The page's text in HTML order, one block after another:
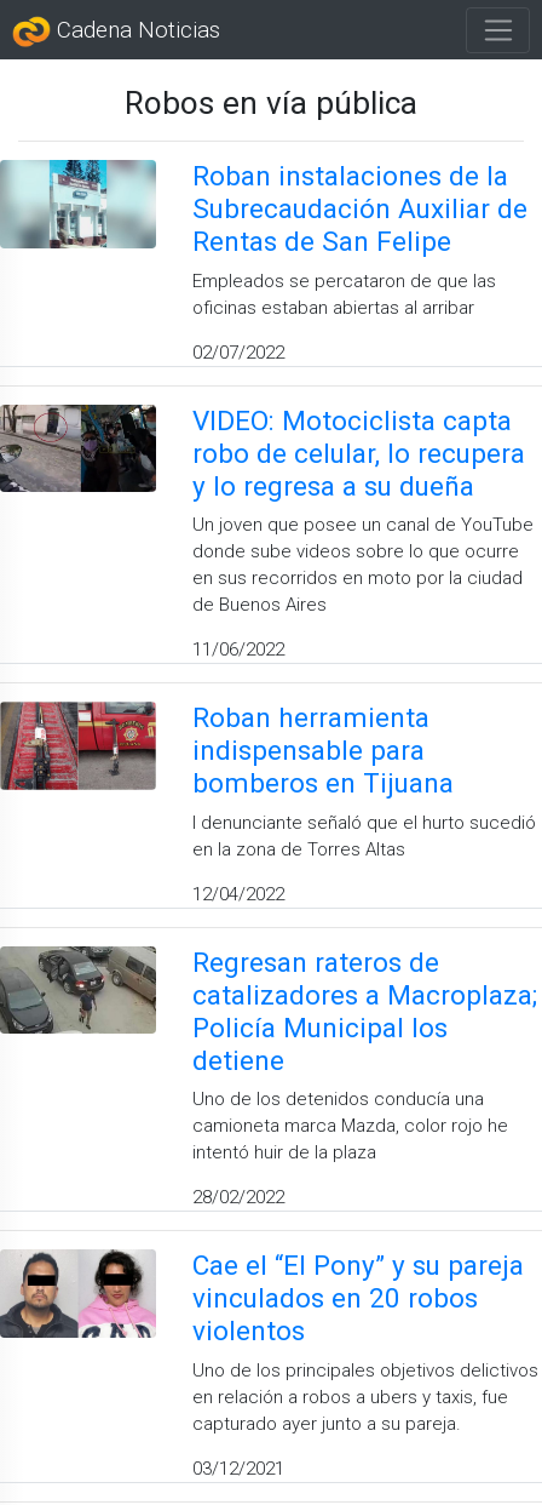
Cadena Noticias
Robos en vía pública
Roban instalaciones de la
Subrecaudación Auxiliar de
Rentas de San Felipe
Empleados se percataron de que las
oficinas estaban abiertas al arribar
02/07/2022
VIDEO: Motociclista capta
robo de celular, lo recupera
y lo regresa a su dueña
Un joven que posee un canal de YouTube
donde sube videos sobre lo que ocurre
en sus recorridos en moto por la ciudad
de Buenos Aires
11/06/2022
Roban herramienta
indispensable para
bomberos en Tijuana
l denunciante señaló que el hurto sucedió
en la zona de Torres Altas
12/04/2022
Regresan rateros de
catalizadores a Macroplaza;
Policía Municipal los
detiene
Uno de los detenidos conducía una
camioneta marca Mazda, color rojo he
intentó huir de la plaza
28/02/2022
Cae el “El Pony” y su pareja
vinculados en 20 robos
violentos
Uno de los principales objetivos delictivos
en relación a robos a ubers y taxis, fue
capturado ayer junto a su pareja.
03/12/2021